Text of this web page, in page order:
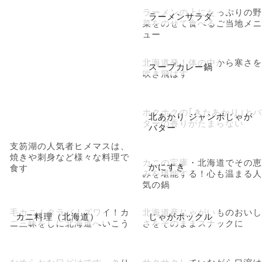
支笏湖の人気者ヒメマスは、
焼きや刺身など様々な料理で
食す
ラーメンサラダ
ラーメンの上にたっぷりの野
菜をのせて食べるご当地メニ
ュー
スープカレー鍋
北海道発！体の中から寒さを
吹き飛ばす
北あかり ジャンボじゃが
バター
ホクホクの｢きたあかり｣とバ
ターの香りがたまらない
かにすき
カニの宝庫・北海道でその恵
みを堪能する！心も温まる人
気の鍋
カニ料理（北海道）
毛カニ！タラバ！ズワイ！カ
ニ三昧をしに北海道へいこう
じゃがポックル
北海道産じゃがいものおいし
さをそのままスナックに